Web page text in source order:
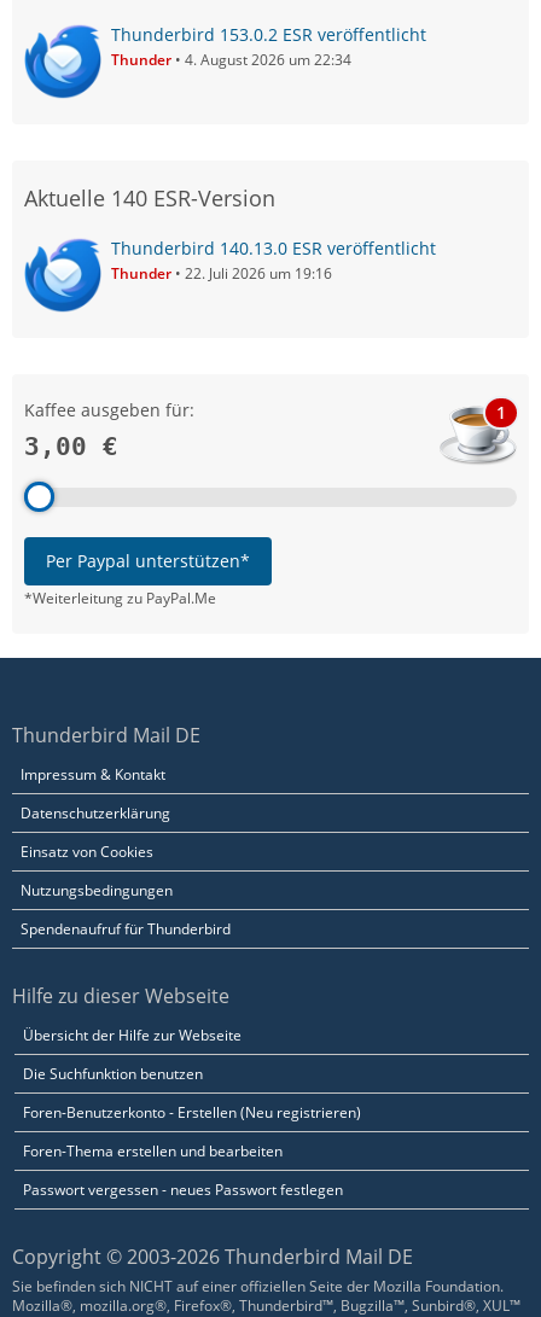
Thunderbird 153.0.2 ESR veröffentlicht
Thunder 4. August 2026 um 22:34
Aktuelle 140 ESR-Version
Thunderbird 140.13.0 ESR veröffentlicht
Thunder 22. Juli 2026 um 19:16
Kaffee ausgeben für:
3,00 €
1
Per Paypal unterstützen*
*Weiterleitung zu PayPal.Me
Thunderbird Mail DE
Impressum & Kontakt
Datenschutzerklärung
Einsatz von Cookies
Nutzungsbedingungen
Spendenaufruf für Thunderbird
Hilfe zu dieser Webseite
Übersicht der Hilfe zur Webseite
Die Suchfunktion benutzen
Foren-Benutzerkonto - Erstellen (Neu registrieren)
Foren-Thema erstellen und bearbeiten
Passwort vergessen - neues Passwort festlegen
Copyright © 2003-2026 Thunderbird Mail DE
Sie befinden sich NICHT auf einer offiziellen Seite der Mozilla Foundation.
Mozilla®, mozilla.org®, Firefox®, Thunderbird™, Bugzilla™, Sunbird®, XUL™